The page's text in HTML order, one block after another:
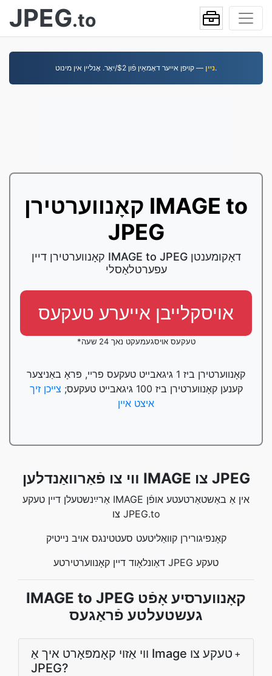
JPEG.to
נײן— קויפן אייער דאָמאַין פֿון $2/יאָר. אָנליין אין מינוט.
קאָנווערטירן IMAGE to
JPEG
קאָנווערטירן דיין IMAGE to JPEG דאָקומענטן
עפערטלאַסלי
אויסקלייבן אייערע טעקעס
*טעקעס אויסגעמעקט נאך 24 שעה
קאָנווערטירן ביז 1 גיגאבייט טעקעס פריי, פּראָ באַניצער
קענען קאָנווערטירן ביז 100 גיגאבייט טעקעס;
צייכן זיך
איצט איין
װי צו פֿאַרװאַנדלען IMAGE צו JPEG
אַרײַנשטעלן דיין טעקע IMAGE אין אַ באַשטאַרטעטע אופֿן
צו JPEG.to
קאָנפיגורירן קוואַליטעט סעטטינגס אויב נייטיק
דאַונלאָוד דיין קאָנווערטירטע JPEG טעקע
IMAGE to JPEG קאָנווערסיע אָפֿט
געשטעלטע פֿראַגעס
ווי אַזוי קאָמפּאָרט איך אַ Image טעקע צו
JPEG?
+